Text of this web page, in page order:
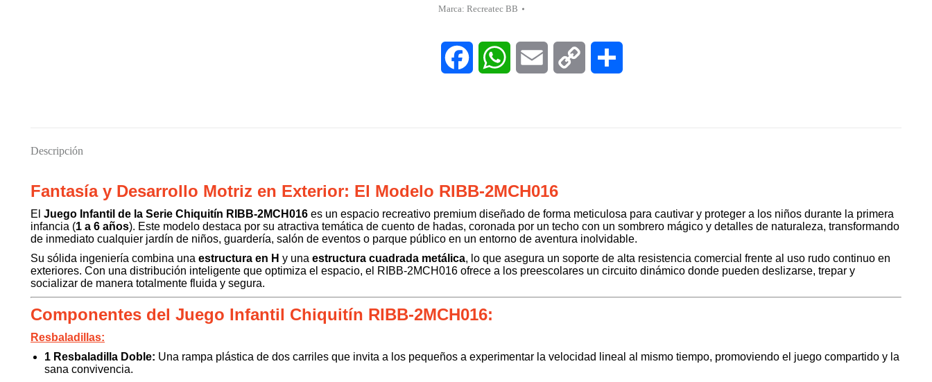
Marca: Recreatec BB
Facebook WhatsAppEmail Copy
Descripción
Fantasía y Desarrollo Motriz en Exterior: El Modelo RIBB-2MCH016
El Juego Infantil de la Serie Chiquitín RIBB-2MCH016 es un espacio recreativo premium diseñado de forma meticulosa para cautivar y proteger a los niños durante la primera
infancia (1 a 6 años). Este modelo destaca por su atractiva temática de cuento de hadas, coronada por un techo con un sombrero mágico y detalles de naturaleza, transformando
de inmediato cualquier jardín de niños, guardería, salón de eventos o parque público en un entorno de aventura inolvidable.
Su sólida ingeniería combina una estructura en H y una estructura cuadrada metálica, lo que asegura un soporte de alta resistencia comercial frente al uso rudo continuo en
exteriores. Con una distribución inteligente que optimiza el espacio, el RIBB-2MCH016 ofrece a los preescolares un circuito dinámico donde pueden deslizarse, trepar y
socializar de manera totalmente fluida y segura.
Componentes del Juego Infantil Chiquitín RIBB-2MCH016:
Resbaladillas:
1 Resbaladilla Doble: Una rampa plástica de dos carriles que invita a los pequeños a experimentar la velocidad lineal al mismo tiempo, promoviendo el juego compartido y la
sana convivencia.